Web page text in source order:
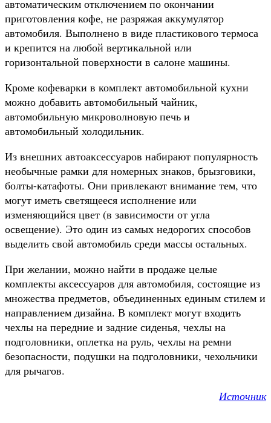
автоматическим отключением по окончании
приготовления кофе, не разряжая аккумулятор
автомобиля. Выполнено в виде пластикового термоса
и крепится на любой вертикальной или
горизонтальной поверхности в салоне машины.
Кроме кофеварки в комплект автомобильной кухни
можно добавить автомобильный чайник,
автомобильную микроволновую печь и
автомобильный холодильник.
Из внешних автоаксессуаров набирают популярность
необычные рамки для номерных знаков, брызговики,
болты-катафоты. Они привлекают внимание тем, что
могут иметь светящееся исполнение или
изменяющийся цвет (в зависимости от угла
освещение). Это один из самых недорогих способов
выделить свой автомобиль среди массы остальных.
При желании, можно найти в продаже целые
комплекты аксессуаров для автомобиля, состоящие из
множества предметов, объединенных единым стилем и
направлением дизайна. В комплект могут входить
чехлы на передние и задние сиденья, чехлы на
подголовники, оплетка на руль, чехлы на ремни
безопасности, подушки на подголовники, чехольчики
для рычагов.
Источник